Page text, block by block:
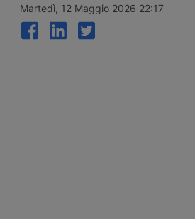
sanzioni.
Martedì, 12 Maggio 2026 22:17